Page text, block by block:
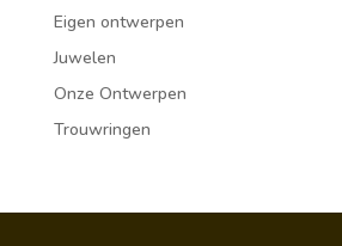
Eigen ontwerpen
Juwelen
Onze Ontwerpen
Trouwringen